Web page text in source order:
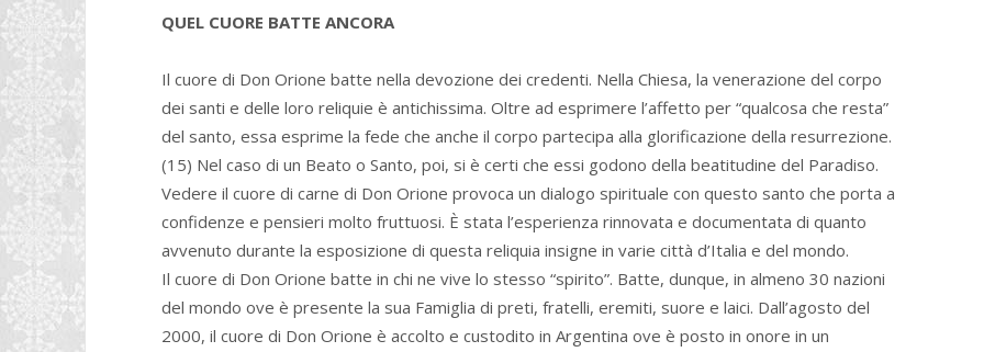
QUEL CUORE BATTE ANCORA
Il cuore di Don Orione batte nella devozione dei credenti. Nella Chiesa, la venerazione del corpo
dei santi e delle loro reliquie è antichissima. Oltre ad esprimere l’affetto per “qualcosa che resta”
del santo, essa esprime la fede che anche il corpo partecipa alla glorificazione della resurrezione.
(15) Nel caso di un Beato o Santo, poi, si è certi che essi godono della beatitudine del Paradiso.
Vedere il cuore di carne di Don Orione provoca un dialogo spirituale con questo santo che porta a
confidenze e pensieri molto fruttuosi. È stata l’esperienza rinnovata e documentata di quanto
avvenuto durante la esposizione di questa reliquia insigne in varie città d’Italia e del mondo.
Il cuore di Don Orione batte in chi ne vive lo stesso “spirito”. Batte, dunque, in almeno 30 nazioni
del mondo ove è presente la sua Famiglia di preti, fratelli, eremiti, suore e laici. Dall’agosto del
2000, il cuore di Don Orione è accolto e custodito in Argentina ove è posto in onore in un